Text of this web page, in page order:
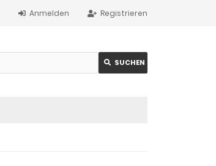
Registrieren
Anmelden
SUCHEN